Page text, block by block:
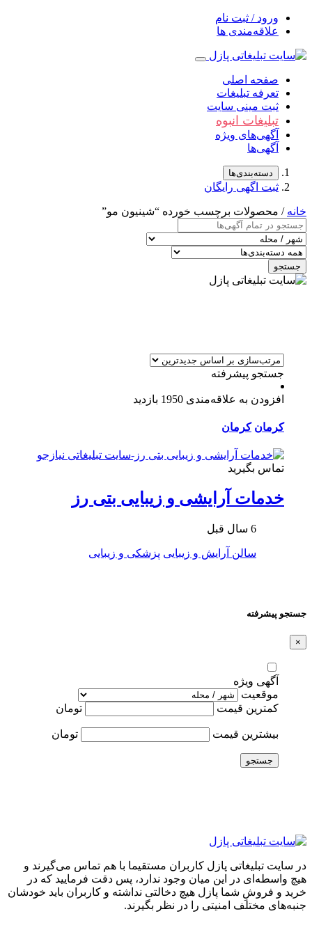
ورود / ثبت نام
علاقه‌مندی ها
صفحه اصلی
تعرفه تبلیغات
ثبت مینی سایت
تبلیغات انبوه
آگهی‌های ویژه
آگهی‌ها
دسته‌بندی‌ها
ثبت اگهی رایگان
خانه / محصولات برچسب خورده “شینیون مو”
جستجو
جستجو پیشرفته
افزودن به علاقه‌مندی 1950 بازدید
کرمان کرمان
تماس بگیرید
خدمات آرایشی و زیبایی بتی رز
6 سال قبل
سالن آرایش و زیبایی پزشکی و زیبایی
جستجو پیشرفته
×
آگهی ویژه
موقعیت
کمترین قیمت
تومان
بیشترین قیمت تومان
جستجو
در سایت تبلیغاتی پازل کاربران مستقیما با هم تماس می‌گیرند و
هیچ واسطه‌ای در این میان وجود ندارد، پس دقت فرمایید که در
خرید و فروشِ شما پازل هیچ دخالتی نداشته و کاربران باید خودشان
جنبه‌های مختلف امنیتی را در نظر بگیرند.